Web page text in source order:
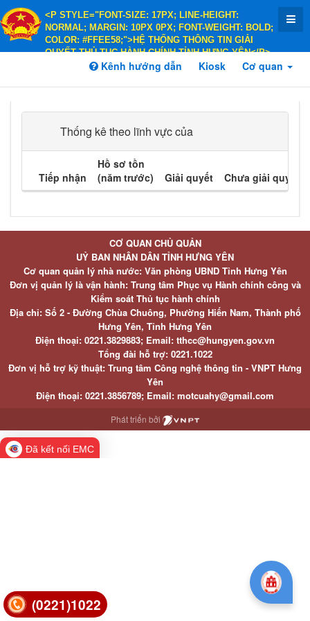
<P STYLE="FONT-SIZE: 17PX; LINE-HEIGHT:
NORMAL; MARGIN: 10PX 0PX; FONT-WEIGHT: BOLD;
COLOR: #FFEE58;">HỆ THỐNG THÔNG TIN GIẢI
QUYẾT THỦ TỤC HÀNH CHÍNH TỈNH HƯNG YÊN</P>
<P STYLE="FONT-SIZE: 14PX; LINE-HEIGHT:
COLOR: #FFEE58;">HÀNH CHÍNH PHỤC VỤ</P>
Kênh hướng dẫn Kiosk Cơ quan
Thống kê theo lĩnh vực của
Tiếp nhận
Hồ sơ tồn
(năm trước)
Giải quyết Chưa giải quyết
(0221)1022
CƠ QUAN CHỦ QUẢN
UỶ BAN NHÂN DÂN TỈNH HƯNG YÊN
Cơ quan quản lý nhà nước: Văn phòng UBND Tỉnh Hưng Yên
Đơn vị quản lý là vận hành: Trung tâm Phục vụ Hành chính công và
Kiểm soát Thủ tục hành chính
Địa chỉ: Số 2 - Đường Chùa Chuông, Phường Hiến Nam, Thành phố
Hưng Yên, Tỉnh Hưng Yên
Điện thoại: 0221.3829883; Email: tthcc@hungyen.gov.vn
Tổng đài hỗ trợ: 0221.1022
Đơn vị hỗ trợ kỹ thuật: Trung tâm Công nghệ thông tin - VNPT Hưng
Yên
Điện thoại: 0221.3856789; Email: motcuahy@gmail.com
Phát triển bởi
Đã kết nối EMC